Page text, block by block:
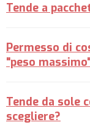
Tende a
Permesso di
"peso
Tende da sole
scegliere?